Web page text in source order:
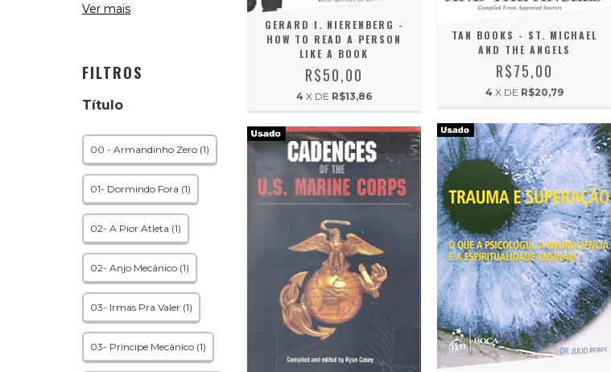
Ver mais
FILTROS
Título
00 - Armandinho Zero (1)
01- Dormindo Fora (1)
02- A Pior Atleta (1)
02- Anjo Mecânico (1)
03- Irmas Pra Valer (1)
03- Principe Mecânico (1)
GERARD I. NIERENBERG -
HOW TO READ A PERSON
LIKE A BOOK
R$50,00
4 X DE R$13,86
TAN BOOKS - ST. MICHAEL
AND THE ANGELS
R$75,00
4 X DE R$20,79